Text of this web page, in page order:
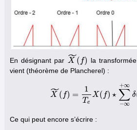
En désignant par X
˜( f)
X~ (f ) la
vient (théorème de Plancherel) :
X
˜( f) =
1
Te
X( f) ⋆ ∑
−∞
+∞
δ
X~ (f)=1TeX(f )⋆∑− ∞+ δ
Ce qui peut encore s’écrire :